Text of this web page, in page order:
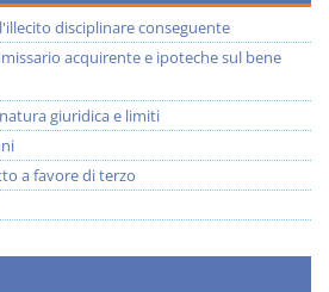
disciplinare conseguente
acquirente e ipoteche sul bene
giuridica e limiti
a favore di terzo